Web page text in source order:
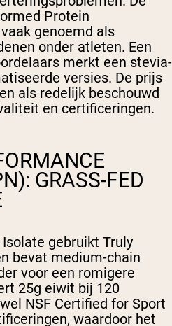
Protein
genoemd als
onder atleten. Een
merkt een stevia-
versies. De prijs
als redelijk beschouwd
en certificeringen.
GRASS-FED
Isolate gebruikt Truly
bevat medium-chain
voor een romigere
25g eiwit bij 120
NSF Certified for Sport
waardoor het